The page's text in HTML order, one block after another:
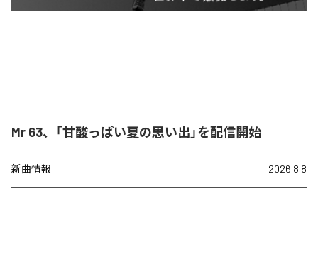
Mr 63、「甘酸っぱい夏の思い出」を配信開始
新曲情報 2026.8.8